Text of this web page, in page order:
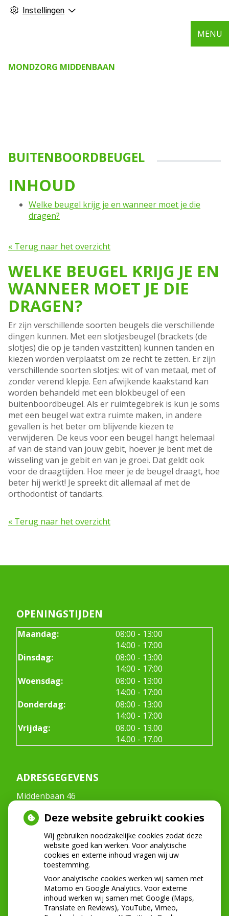
Instellingen
MONDZORG MIDDENBAAN
MENU
BUITENBOORDBEUGEL
INHOUD
Welke beugel krijg je en wanneer moet je die
dragen?
« Terug naar het overzicht
WELKE BEUGEL KRIJG JE EN
WANNEER MOET JE DIE
DRAGEN?
Er zijn verschillende soorten beugels die verschillende
dingen kunnen. Met een slotjesbeugel (brackets (de
slotjes) die op je tanden vastzitten) kunnen tanden en
kiezen worden verplaatst om ze recht te zetten. Er zijn
verschillende soorten slotjes: wit of van metaal, met of
zonder verend klepje. Een afwijkende kaakstand kan
worden behandeld met een blokbeugel of een
buitenboordbeugel. Als er ruimtegebrek is kun je soms
met een beugel wat extra ruimte maken, in andere
gevallen is het beter om blijvende kiezen te
verwijderen. De keus voor een beugel hangt helemaal
af van de stand van jouw gebit, hoever je bent met de
wisseling van je gebit en van je groei. Dat geldt ook
voor de draagtijden. Hoe meer je de beugel draagt, hoe
beter hij werkt! Je spreekt dit allemaal af met de
orthodontist of tandarts.
« Terug naar het overzicht
OPENINGSTIJDEN
Maandag: 08:00 tot
- 13:00
14:00 tot
- 17:00
Dinsdag:
08:00 tot
- 13:00
14:00 tot
- 17:00
Woensdag:
08:00 tot
- 13:00
14:00 tot
- 17:00
Donderdag:
08:00 tot
- 13:00
14:00 tot
- 17:00
Vrijdag:
08.00 tot
- 13.00
14.00 tot
- 17.00
ADRESGEGEVENS
Middenbaan 46
Tel:0180-222268
info@mondzorgmiddenbaan.nl
NIEUWS
Let op: valse Infomedics-mails over
openstaande rekening
Tanden bleken? Laat het veilig doen!
Deze website gebruikt cookies
Wij gebruiken noodzakelijke cookies zodat deze
website goed kan werken. Voor analytische
cookies en externe inhoud vragen wij uw
toestemming.
Voor analytische cookies werken wij samen met
Matomo en Google Analytics. Voor externe
inhoud werken wij samen met Google (Maps,
Translate en Reviews), YouTube, Vimeo,